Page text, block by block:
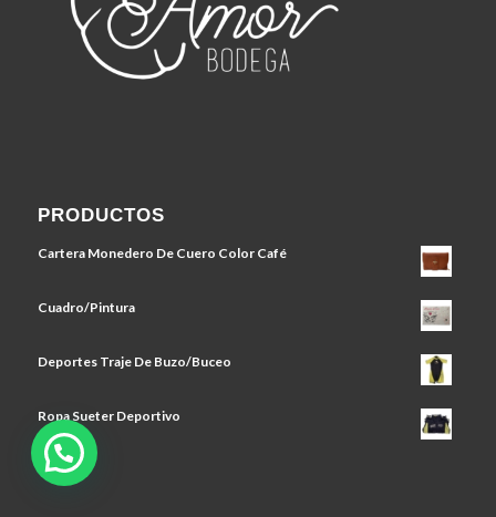
PRODUCTOS
Cartera Monedero De Cuero Color Café
Cuadro/Pintura
Deportes Traje De Buzo/Buceo
Ropa Sueter Deportivo